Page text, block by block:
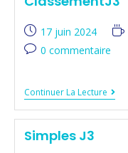
17 juin 2024
0 commentaire
Continuer La Lecture
Simples J3